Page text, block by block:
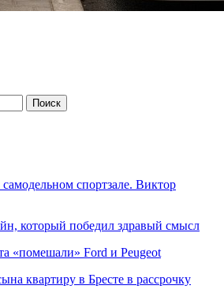
спортзале. Виктор
который победил здравый смысл
«помешали» Ford и Peugeot
квартиру в Бресте в рассрочку